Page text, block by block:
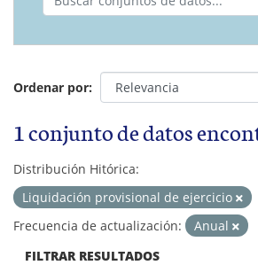
Ordenar por
1 conjunto de datos
Distribución Hitórica:
Liquidación provisional de ejercicio
Frecuencia de actualización:
Anual
FILTRAR RESULTADOS